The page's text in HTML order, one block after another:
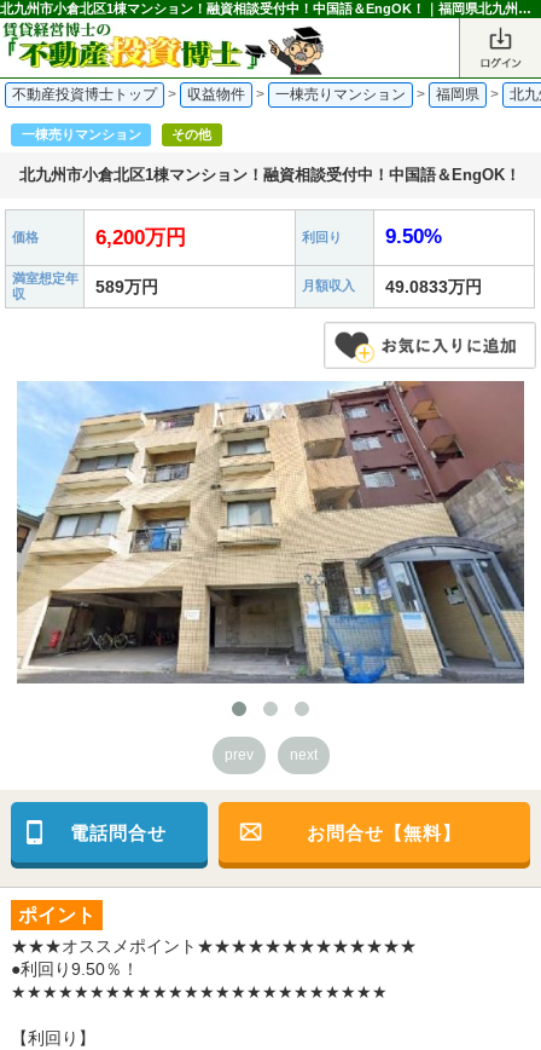
北九州市小倉北区1棟マンション！融資相談受付中！中国語＆EngOK！｜福岡県北九州市小倉北区下到津2丁目の一棟売りマンション 6,200万円 南小倉駅｜不動産投資博士
不動産投資博士トップ > 収益物件 > 一棟売りマンション > 福岡県 > 北
一棟売りマンション その他
北九州市小倉北区1棟マンション！融資相談受付中！中国語＆EngOK！
価格 6,200万円 利回り 9.50%
満室想定年
収
589万円 月額収入 49.0833万円
prev next
電話問合せ お問合せ【無料】
ポイント
★★★オススメポイント★★★★★★★★★★★★★
●利回り9.50％！
★★★★★★★★★★★★★★★★★★★★★★★★
【利回り】